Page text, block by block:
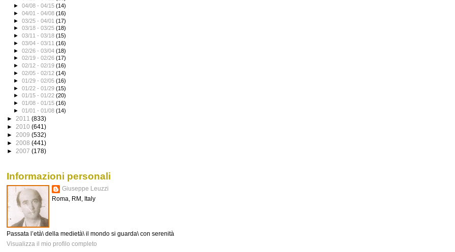
►04/08 - 04/15(14)
►04/01 - 04/08(16)
►03/25 - 04/01(17)
►03/18 - 03/25(18)
►03/11 - 03/18(15)
►03/04 - 03/11(16)
►02/26 - 03/04(18)
►02/19 - 02/26(17)
►02/12 - 02/19(16)
►02/05 - 02/12(14)
►01/29 - 02/05(16)
►01/22 - 01/29(15)
►01/15 - 01/22(20)
►01/08 - 01/15(16)
►01/01 - 01/08(14)
► 2011 (833)
► 2010 (641)
► 2009 (532)
► 2008 (441)
► 2007 (178)
Informazioni personali
Giuseppe Leuzzi
Roma, RM, Italy
Passata l’età\ della medietà\ il mondo si guarda\ con serenità
Visualizza il mio profilo completo